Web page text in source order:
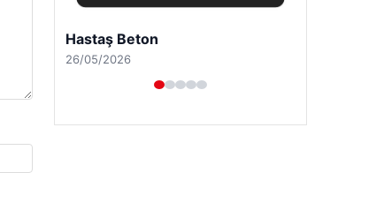
Enes Kaplan Avukatlık Bürosu
28/04/2026